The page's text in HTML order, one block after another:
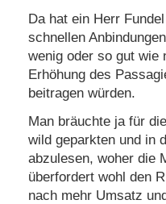
Da hat ein Herr
schnellen
wenig oder so gut wie
Erhöhung des
beitragen würden.
Man bräuchte ja für
wild geparkten und in
abzulesen, woher die
überfordert wohl den
nach mehr Umsatz